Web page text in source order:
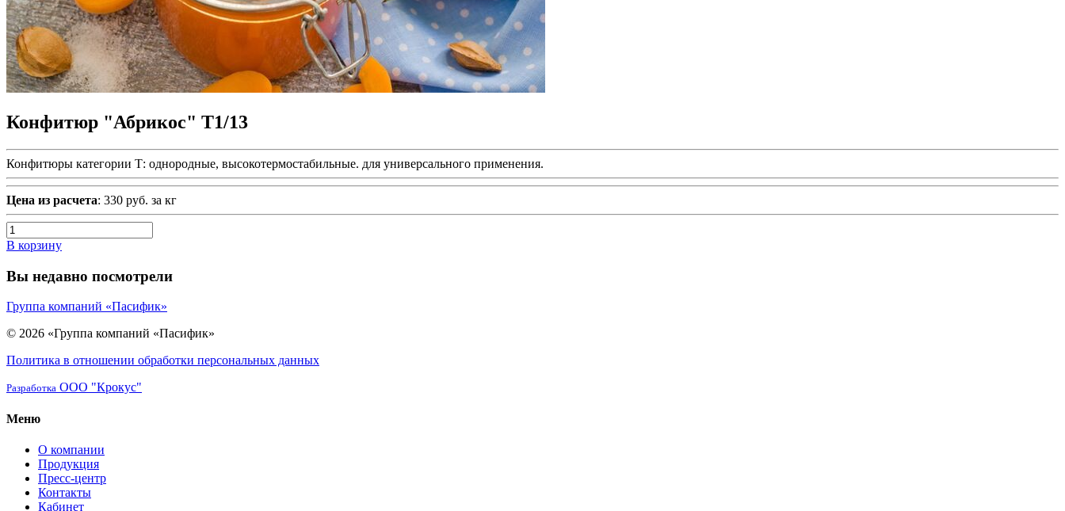
Конфитюр "Абрикос" Т1/13
Конфитюры категории Т: однородные, высокотермостабильные. для универсального применения.
Цена из расчета: 330 руб. за кг
В корзину
Вы недавно посмотрели
Группа компаний «Пасифик»
© 2026 «Группа компаний «Пасифик»
Политика в отношении обработки персональных данных
Разработка ООО "Крокус"
Меню
О компании
Продукция
Пресс-центр
Контакты
Кабинет